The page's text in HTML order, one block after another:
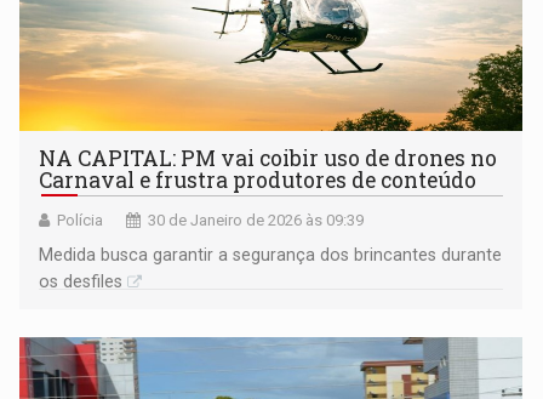
NA CAPITAL: PM vai coibir uso de drones no
Carnaval e frustra produtores de conteúdo
Polícia 30 de Janeiro de 2026 às 09:39
Medida busca garantir a segurança dos brincantes durante
os desfiles